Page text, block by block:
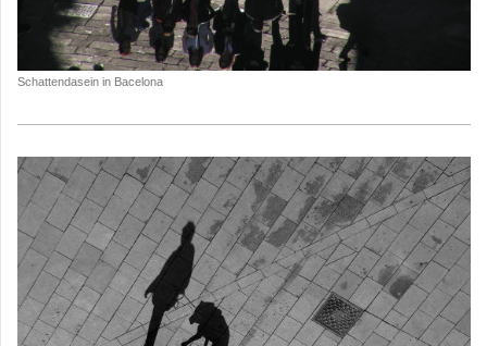
Schattendasein in Bacelona